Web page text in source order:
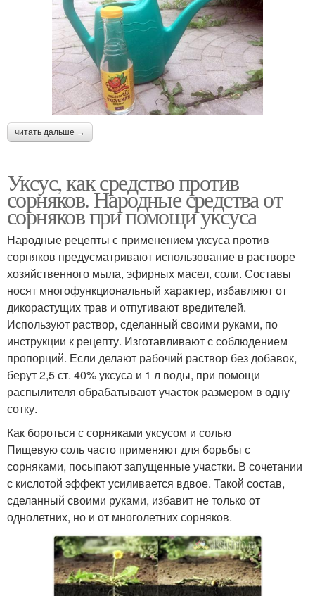
читать дальше →
Уксус, как средство против
сорняков. Народные средства от
сорняков при помощи уксуса
Народные рецепты с применением уксуса против
сорняков предусматривают использование в растворе
хозяйственного мыла, эфирных масел, соли. Составы
носят многофункциональный характер, избавляют от
дикорастущих трав и отпугивают вредителей.
Используют раствор, сделанный своими руками, по
инструкции к рецепту. Изготавливают с соблюдением
пропорций. Если делают рабочий раствор без добавок,
берут 2,5 ст. 40% уксуса и 1 л воды, при помощи
распылителя обрабатывают участок размером в одну
сотку.
Как бороться с сорняками уксусом и солью
Пищевую соль часто применяют для борьбы с
сорняками, посыпают запущенные участки. В сочетании
с кислотой эффект усиливается вдвое. Такой состав,
сделанный своими руками, избавит не только от
однолетних, но и от многолетних сорняков.